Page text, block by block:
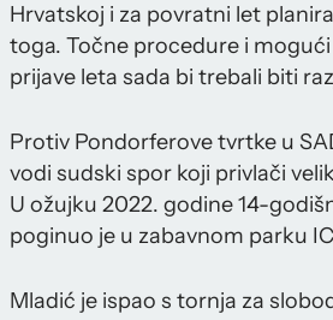
Hrvatskoj i za povratni let
toga. Točne procedure i
prijave leta sada bi trebali biti
Protiv Pondorferove tvrtke u
vodi sudski spor koji privlači
U ožujku 2022. godine 14-
poginuo je u zabavnom parku
Mladić je ispao s tornja za